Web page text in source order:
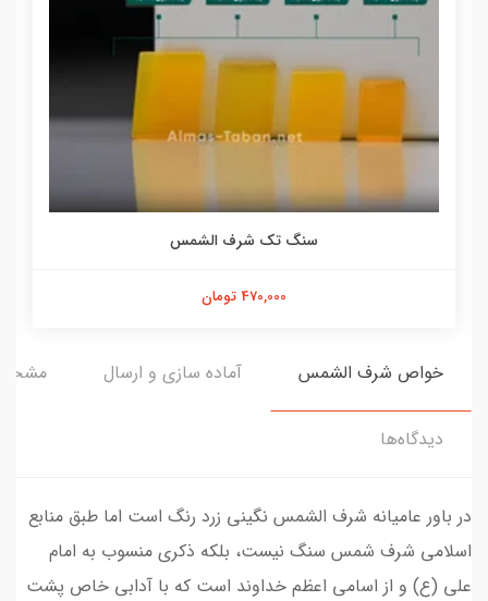
سنگ تک شرف الشمس
470,000 تومان
خواص شرف الشمس آماده سازی و ارسال
دیدگاه‌ها
در باور عامیانه شرف الشمس نگینی زرد رنگ است اما طبق منابع
اسلامی شرف شمس سنگ نیست، بلکه ذکری منسوب به امام
علی (ع) و از اسامی اعظم خداوند است که با آدابی خاص پشت